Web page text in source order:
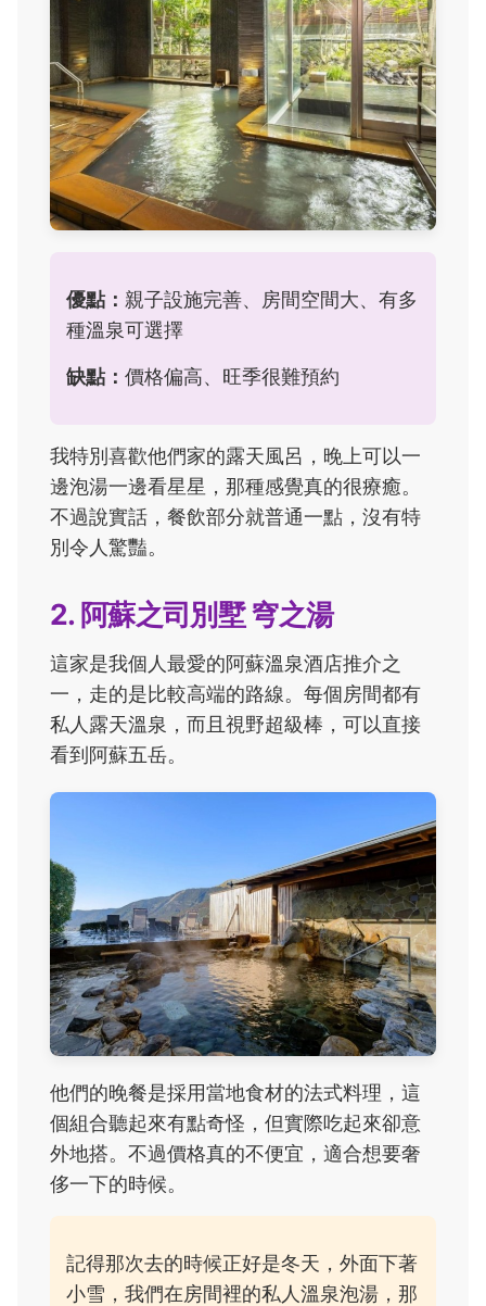
優點： 親子設施完善、房間空間大、有多
種溫泉可選擇
缺點： 價格偏高、旺季很難預約
我特別喜歡他們家的露天風呂，晚上可以一
邊泡湯一邊看星星，那種感覺真的很療癒。
不過說實話，餐飲部分就普通一點，沒有特
別令人驚豔。
2. 阿蘇之司別墅 穹之湯
這家是我個人最愛的阿蘇溫泉酒店推介之
一，走的是比較高端的路線。每個房間都有
私人露天溫泉，而且視野超級棒，可以直接
看到阿蘇五岳。
他們的晚餐是採用當地食材的法式料理，這
個組合聽起來有點奇怪，但實際吃起來卻意
外地搭。不過價格真的不便宜，適合想要奢
侈一下的時候。
記得那次去的時候正好是冬天，外面下著
小雪，我們在房間裡的私人溫泉泡湯，那